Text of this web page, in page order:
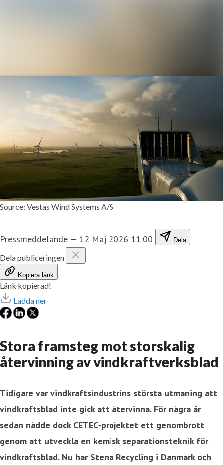
Source: Vestas Wind Systems A/S
Pressmeddelande — 12 Maj 2026 11:00 Dela
Dela publiceringen
Kopiera länk
Länk kopierad!
Ladda ner
Stora framsteg mot storskalig
återvinning av vindkraftverksblad
Tidigare var vindkraftsindustrins största utmaning att
vindkraftsblad inte gick att återvinna. För några år
sedan nådde dock CETEC‑projektet ett genombrott
genom att utveckla en kemisk separationsteknik för
vindkraftsblad. Nu har Stena Recycling i Danmark och